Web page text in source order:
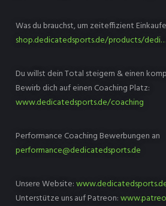
Was du brauchst, um zeiteffizient
shop.dedicatedsports.de/products/
Du willst dein Total steigern & einen
Bewirb dich auf einen Coaching Platz:
www.dedicatedsports.de/coaching
Performance Coaching Bewerbungen an
performance@dedicatedsports.de
Unsere Website:
Unterstütze uns auf Patreon: